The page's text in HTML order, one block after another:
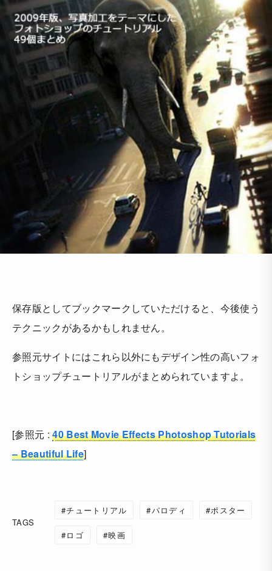
保存版としてブックマークしていただけると、今後使う
テクニックがあるかもしれません。
参照元サイトにはこれら以外にもデザイン性の高いフォ
トショップチュートリアルがまとめられていますよ。
[参照元 :40 Best Movie Effects Photoshop Tutorials
– Beautiful Life]
TAGS
チュートリアル パロディ ポスター
ロゴ 映画